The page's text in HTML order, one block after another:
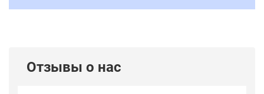
Отзывы о нас